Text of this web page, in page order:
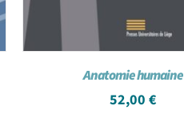
Anatomie humaine
52,00 €